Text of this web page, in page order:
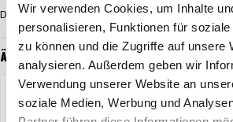
Wir verwenden Cookies, um Inhalte
personalisieren, Funktionen für
zu können und die Zugriffe auf unsere
analysieren. Außerdem geben wir
Verwendung unserer Website an
soziale Medien, Werbung und
Das Objekt ist 18 cm breit und signiert.
Ähnliche Artikel
ANGEBOT